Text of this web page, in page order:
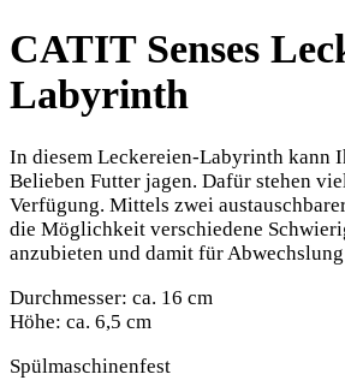
CATIT Senses
Labyrinth
In diesem Leckereien-Labyrinth kann
Belieben Futter jagen. Dafür stehen
Verfügung. Mittels zwei
die Möglichkeit verschiedene
anzubieten und damit für
Durchmesser: ca. 16 cm
Höhe: ca. 6,5 cm
Spülmaschinenfest